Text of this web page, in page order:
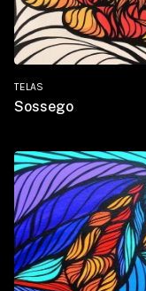
TELAS
Sossego